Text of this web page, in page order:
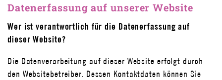
Datenerfassung auf unserer Website
Wer ist verantwortlich für die Datenerfassung auf
dieser Website?
Die Datenverarbeitung auf dieser Website erfolgt durch
den Websitebetreiber. Dessen Kontaktdaten können Sie